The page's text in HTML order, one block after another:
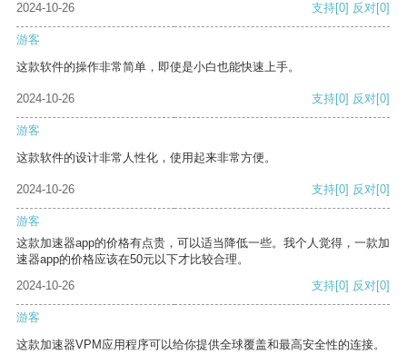
2024-10-26 支持[0] 反对[0]
游客
这款软件的操作非常简单，即使是小白也能快速上手。
2024-10-26 支持[0] 反对[0]
游客
这款软件的设计非常人性化，使用起来非常方便。
2024-10-26 支持[0] 反对[0]
游客
这款加速器app的价格有点贵，可以适当降低一些。我个人觉得，一款加
速器app的价格应该在50元以下才比较合理。
2024-10-26
支持[0] 反对[0]
游客
这款加速器VPM应用程序可以给你提供全球覆盖和最高安全性的连接。